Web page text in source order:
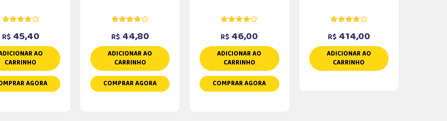
R$ 45,40
AO
CARRINHO
AGORA
R$ 44,80
ADICIONAR AO
CARRINHO
COMPRAR AGORA
R$ 46,00
ADICIONAR AO
CARRINHO
COMPRAR AGORA
R$ 414,00
ADICIONAR AO
CARRINHO